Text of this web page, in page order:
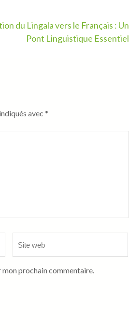
du Lingala vers le Français : Un
Pont Linguistique Essentiel
avec *
web
mon prochain commentaire.